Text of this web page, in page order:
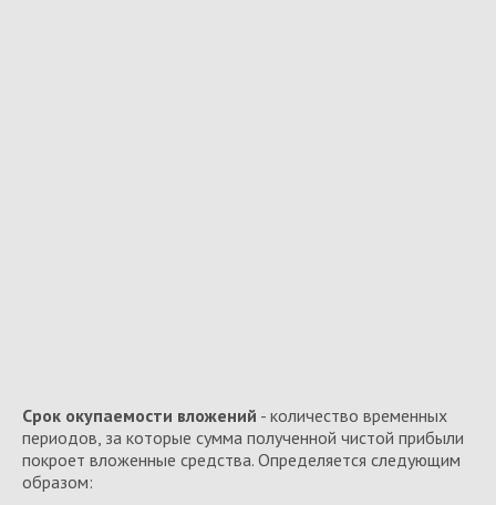
Срок окупаемости вложений - количество временных
периодов, за которые сумма полученной чистой прибыли
покроет вложенные средства. Определяется следующим
образом: